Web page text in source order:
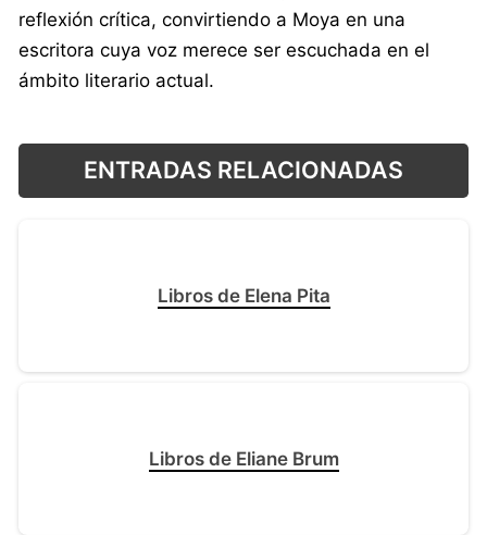
reflexión crítica, convirtiendo a Moya en una
escritora cuya voz merece ser escuchada en el
ámbito literario actual.
ENTRADAS RELACIONADAS
Libros de Elena Pita
Libros de Eliane Brum